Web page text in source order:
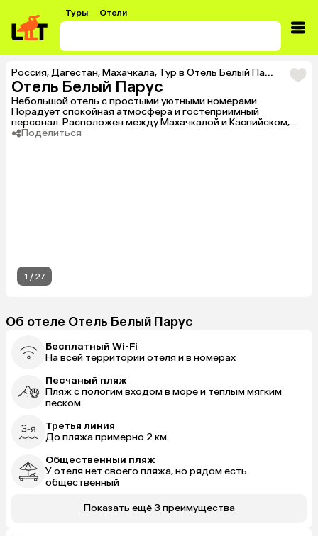
Туры Отели
Россия,Дагестан,Махачкала, Тур в Отель Белый Парус
Отель Белый Парус
Небольшой отель с простыми уютными номерами.
Порадует спокойная атмосфера и гостеприимный
персонал. Расположен между Махачкалой и Каспийском,
недалеко от побережья Каспийского моря.
Поделиться
1 / 27
Об отеле Отель Белый Парус
Бесплатный Wi-Fi
На всей территории отеля и в номерах
Песчаный пляж
Пляж с пологим входом в море и теплым мягким
песком
Третья линия
До пляжа примерно 2 км
Общественный пляж
У отеля нет своего пляжа, но рядом есть
общественный
Показать ещё 3 преимущества